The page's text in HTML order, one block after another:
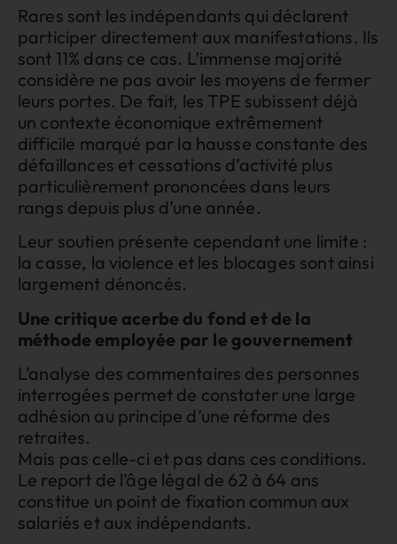
Rares sont les indépendants qui déclarent
participer directement aux manifestations. Ils
sont 11% dans ce cas. L’immense majorité
considère ne pas avoir les moyens de fermer
leurs portes. De fait, les TPE subissent déjà
un contexte économique extrêmement
difficile marqué par la hausse constante des
défaillances et cessations d’activité plus
particulièrement prononcées dans leurs
rangs depuis plus d’une année.
Leur soutien présente cependant une limite :
la casse, la violence et les blocages sont ainsi
largement dénoncés.
Une critique acerbe du fond et de la
méthode employée par le gouvernement
L’analyse des commentaires des personnes
interrogées permet de constater une large
adhésion au principe d’une réforme des
retraites.
Mais pas celle-ci et pas dans ces conditions.
Le report de l’âge légal de 62 à 64 ans
constitue un point de fixation commun aux
salariés et aux indépendants.